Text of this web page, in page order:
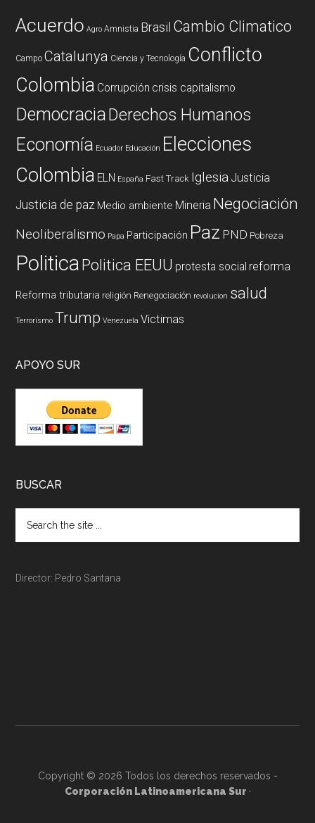
Acuerdo Agro Amnistia Brasil Cambio Climatico
Campo Catalunya Ciencia y Tecnología Conflicto
Colombia Corrupción crisis capitalismo
DemocraciaDerechos Humanos
Economía Ecuador Educación Elecciones
Colombia ELN España Fast Track Iglesia Justicia
Justicia de paz Medio ambiente Mineria Negociación
Neoliberalismo Papa Participación Paz PND Pobreza
PoliticaPolitica EEUU protesta social reforma
Reforma tributaria religión Renegociación revolucion salud
Terrorismo Trump Venezuela Victimas
APOYO SUR
BUSCAR
Director: Pedro Santana
Copyright © 2026 Todos los derechos reservados -
Corporación Latinoamericana Sur ·